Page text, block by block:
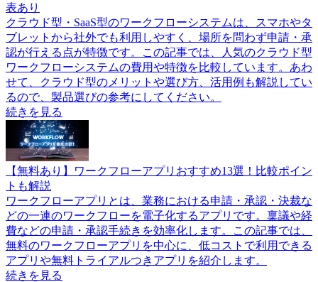
表あり
クラウド型・SaaS型のワークフローシステムは、スマホやタ
ブレットから社外でも利用しやすく、場所を問わず申請・承
認が行える点が特徴です。この記事では、人気のクラウド型
ワークフローシステムの費用や特徴を比較しています。あわ
せて、クラウド型のメリットや選び方、活用例も解説してい
るので、製品選びの参考にしてください。
続きを見る
【無料あり】ワークフローアプリおすすめ13選！比較ポイン
トも解説
ワークフローアプリとは、業務における申請・承認・決裁な
どの一連のワークフローを電子化するアプリです。稟議や経
費などの申請・承認手続きを効率化します。この記事では、
無料のワークフローアプリを中心に、低コストで利用できる
アプリや無料トライアルつきアプリを紹介します。
続きを見る